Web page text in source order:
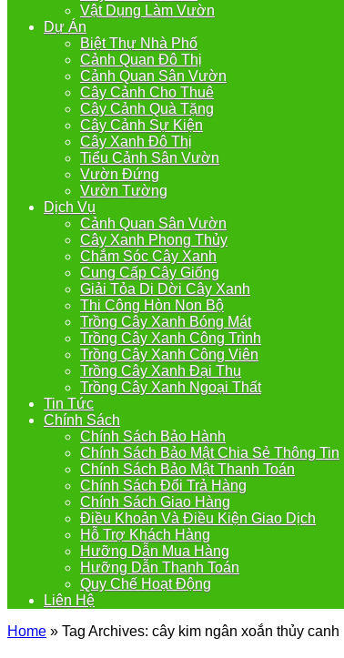
Vật Dụng Làm Vườn
Dự Án
Biệt Thự Nhà Phố
Cảnh Quan Đô Thị
Cảnh Quan Sân Vườn
Cây Cảnh Cho Thuê
Cây Cảnh Quà Tặng
Cây Cảnh Sự Kiện
Cây Xanh Đô Thị
Tiểu Cảnh Sân Vườn
Vườn Đứng
Vườn Tường
Dịch Vụ
Cảnh Quan Sân Vườn
Cây Xanh Phong Thủy
Chắm Sóc Cây Xanh
Cung Cấp Cây Giống
Giải Tỏa Di Dời Cây Xanh
Thi Công Hòn Non Bộ
Trồng Cây Xanh Bóng Mát
Trồng Cây Xanh Công Trình
Trồng Cây Xanh Công Viên
Trồng Cây Xanh Đại Thụ
Trồng Cây Xanh Ngoại Thất
Tin Tức
Chính Sách
Chính Sách Bảo Hành
Chính Sách Bảo Mật Chia Sẻ Thông Tin
Chính Sách Bảo Mật Thanh Toán
Chính Sách Đổi Trả Hàng
Chính Sách Giao Hàng
Điều Khoản Và Điều Kiện Giao Dịch
Hỗ Trợ Khách Hàng
Hưỡng Dẫn Mua Hàng
Hưỡng Dẫn Thanh Toán
Quy Chế Hoạt Động
Liên Hệ
Home » Tag Archives: cây kim ngân xoắn thủy canh